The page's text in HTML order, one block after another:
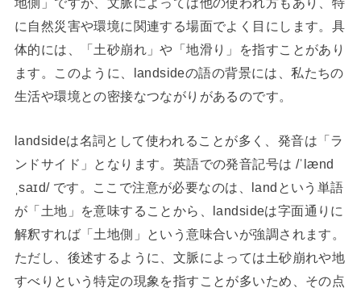
に自然災害や環境に関連する場面でよく目にします。具
体的には、「土砂崩れ」や「地滑り」を指すことがあり
ます。このように、landsideの語の背景には、私たちの
生活や環境との密接なつながりがあるのです。
landsideは名詞として使われることが多く、発音は「ラ
ンドサイド」となります。英語での発音記号は /ˈlænd
ˌsaɪd/ です。ここで注意が必要なのは、landという単語
が「土地」を意味することから、landsideは字面通りに
解釈すれば「土地側」という意味合いが強調されます。
ただし、後述するように、文脈によっては土砂崩れや地
すべりという特定の現象を指すことが多いため、その点